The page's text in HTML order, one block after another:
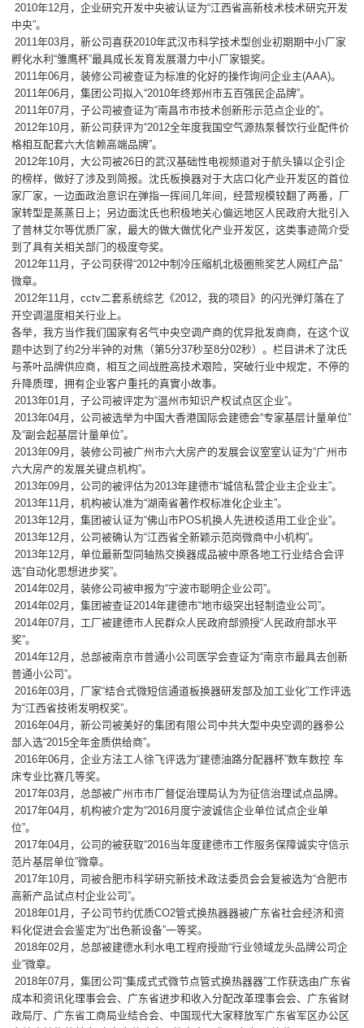
2010年12月，企业研究开发中央被认证为“江西省高新枝术枝术研究开发
中央”。
2011年03月，新公司喜获2010年武汉市科学技术型创业初期期中小厂家
孵化水利“雏鹰杯”最具成长发育发展潜力中小厂家银奖。
2011年06月，装修公司被查证为标准的化好的操作询问企业主(AAA)。
2011年06月，集团公司拟入“2010年终郑州市五百强民企品牌”。
2011年07月，子公司被查证为“南昌市市技术创新形示范点企业的”。
2012年10月，新公司获评为“2012全年度我国空气源热泵餐饮行业配件价
格相互配套六大信赖高端品牌”。
2012年10月，大公司被26日的武汉基础性电视频道对于航头镇以企引企
的榜样，做好了涉及到简报。沈氏板换器对于大店口化产业开发区的首位
家厂家，一边面政治意识在弹指一挥间几年间，经营规模较翻了两番，厂
家转型是蒸蒸日上；另边面沈氏也积极地关心偏远地区人民政府大批引入
了普林艾尔等优质厂家，最大的做大做优化产业开发区，这类事迹简介受
到了具有关相关部门的极度夸奖。
2012年11月，子公司获得“2012中制冷压缩机北极圈熊奖艺人网红产品”
微章。
2012年11月，cctv二套系统综艺《2012，我的项目》的闪光弹灯落在了
开空调温度相关行业上。
各举，我方当作我们国家有名气中央空调产商的优异批发商商，在这个议
题中达到了约2分半钟的对焦（第5分37秒至8分02秒）。栏目讲术了沈氏
与茶叶品牌供应商，相互之间战胜高技术艰险，突破行业中规定，不停的
升降质理，拥有企业客户重托的真實小故事。
2013年01月，子公司被评定为“温州市知识产权试点区企业”。
2013年04月，公司被选举为中国大香港国际会建德会“专家基层计量单位”
及“副会起基层计量单位”。
2013年09月，装修公司被广州市六大房产的发展会议室室认证为“广州市
六大房产的发展关键点机构”。
2013年09月，公司的被评估为2013年建德市“城信私营企业主企业主”。
2013年11月，机构被认准为“湖南省著作权标准化企业主”。
2013年12月，集团被认证为“佛山市POS机换人先进校适用工业企业”。
2013年12月，公司被确认为“江西省全新颖示范岗微商中小机构”。
2013年12月，单位最新型同轴热交换器成品被中原各地工行业结合会评
选“自动化思想进步奖”。
2014年02月，装修公司被申报为“宁波市聪明企业公司”。
2014年02月，集团被查证2014年建德市“地市级突出轻制造业公司”。
2014年07月，工厂被建德市人民群众人民政府部颁授“人民政府部水平
奖”。
2014年12月，总部被南京市普通小公司医学会查证为“南京市最具去创新
普通小公司”。
2016年03月，厂家“结合式微短信通道板换器研发部及加工业化”工作评选
为“江西省技術发明权奖”。
2016年04月，新公司被美好的集团有限公司中共大型中央空调的器参公
部入选“2015全年金质供给商”。
2016年06月，企业方法工人徐飞评选为“建德油路分配器杯”数车数控 车
床专业比赛几等奖。
2017年03月，总部被广州市市厂督促治理局认为为征信治理试点品牌。
2017年04月，机构被介定为“2016月度宁波诚信企业单位试点企业单
位”。
2017年04月，公司的被获取“2016当年度建德市工作服务保障诚实守信示
范片基层单位”微章。
2017年10月，司被合肥市科学研究新技术政法委员会会复被选为“合肥市
高新产品试点村企业公司”。
2018年01月，子公司节约优质CO2管式换热器器被广东省社会经济和资
料化促进会会鉴定为“出色新设备”一等奖。
2018年02月，总部被建德水利水电工程府授勋“行业领域龙头品牌公司企
业”微章。
2018年07月，集团公司“集成式式微节点管式换热器器”工作获选由广东省
成本和资讯化理事会会、广东省进步和收入分配改革理事会会、广东省财
政局厅、广东省工商局业结合会、中国现代大家释放军广东省军区办公区